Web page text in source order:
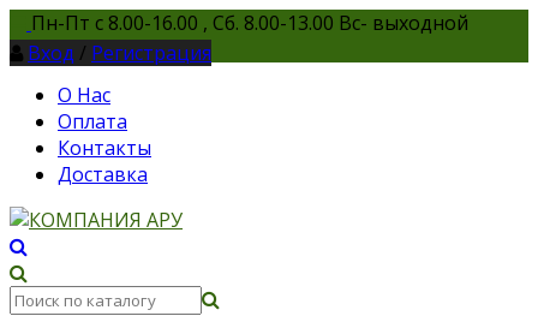
Пн-Пт с 8.00-16.00 , Сб. 8.00-13.00 Вс- выходной
Вход / Регистрация
О Нас
Оплата
Контакты
Доставка